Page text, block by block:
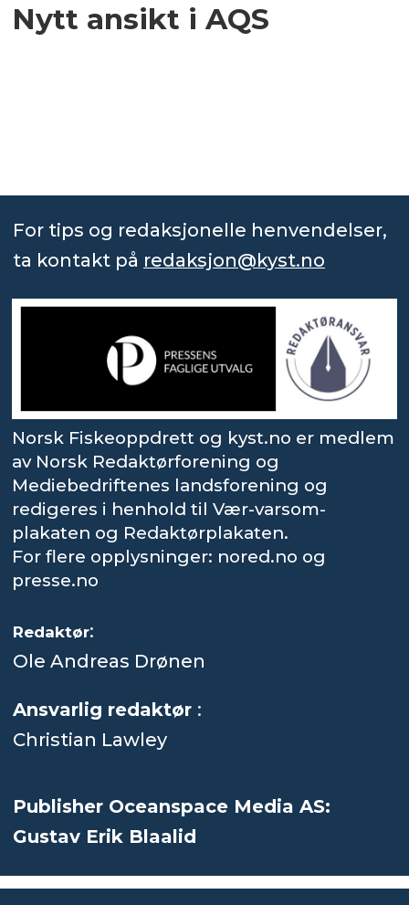
Nytt ansikt i AQS
For tips og redaksjonelle henvendelser,
ta kontakt på redaksjon@kyst.no
Norsk Fiskeoppdrett og kyst.no er medlem
av Norsk Redaktørforening og
Mediebedriftenes landsforening og
redigeres i henhold til Vær-varsom-
plakaten og Redaktørplakaten.
For flere opplysninger: nored.no og
presse.no
Redaktør:
Ole Andreas Drønen
Ansvarlig redaktør :
Christian Lawley
Publisher Oceanspace Media AS:
Gustav Erik Blaalid